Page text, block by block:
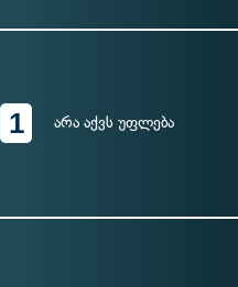
1 არა აქვს უფლება